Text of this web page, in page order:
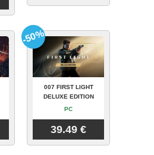
007 FIRST LIGHT
DELUXE EDITION
PC
39.49 €
-50%